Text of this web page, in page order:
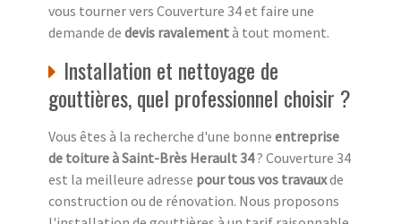
vous tourner vers Couverture 34 et faire une
demande de devis ravalementà tout moment.
Installation et nettoyage de
gouttières, quel professionnel choisir ?
Vous êtes à la recherche d'une bonne entreprise
de toiture à Saint-Brès Herault 34? Couverture 34
est la meilleure adresse pour tous vos travauxde
construction ou de rénovation. Nous proposons